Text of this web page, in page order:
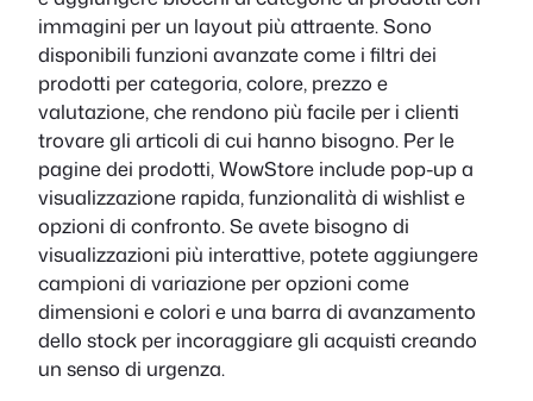
immagini per un layout più attraente. Sono
disponibili funzioni avanzate come i filtri dei
prodotti per categoria, colore, prezzo e
valutazione, che rendono più facile per i clienti
trovare gli articoli di cui hanno bisogno. Per le
pagine dei prodotti, WowStore include pop-up a
visualizzazione rapida, funzionalità di wishlist e
opzioni di confronto. Se avete bisogno di
visualizzazioni più interattive, potete aggiungere
campioni di variazione per opzioni come
dimensioni e colori e una barra di avanzamento
dello stock per incoraggiare gli acquisti creando
un senso di urgenza.